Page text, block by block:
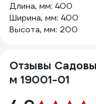
Длина, мм: 400
Ширина, мм: 400
Высота, мм: 200
Отзывы
м 19001-01